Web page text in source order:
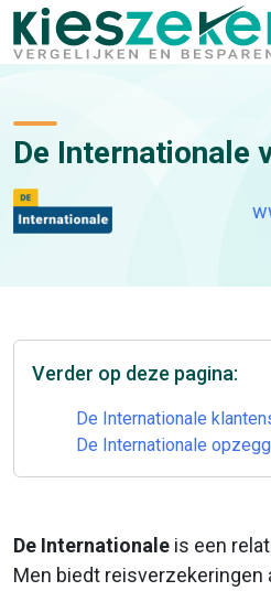
De Internationale
Verder op deze pagina:
De Internationale
De Internationale
De Internationale is een
Men biedt reisverzekeringen